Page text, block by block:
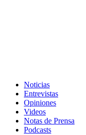
Noticias
Entrevistas
Opiniones
Videos
Notas de Prensa
Podcasts